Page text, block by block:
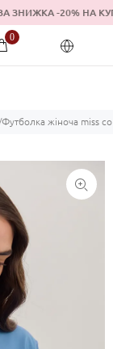
ЗНИЖКА -20%
0
Футболка жіноча miss